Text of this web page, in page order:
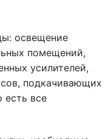
освещение
помещений,
усилителей,
подкачивающих
есть все